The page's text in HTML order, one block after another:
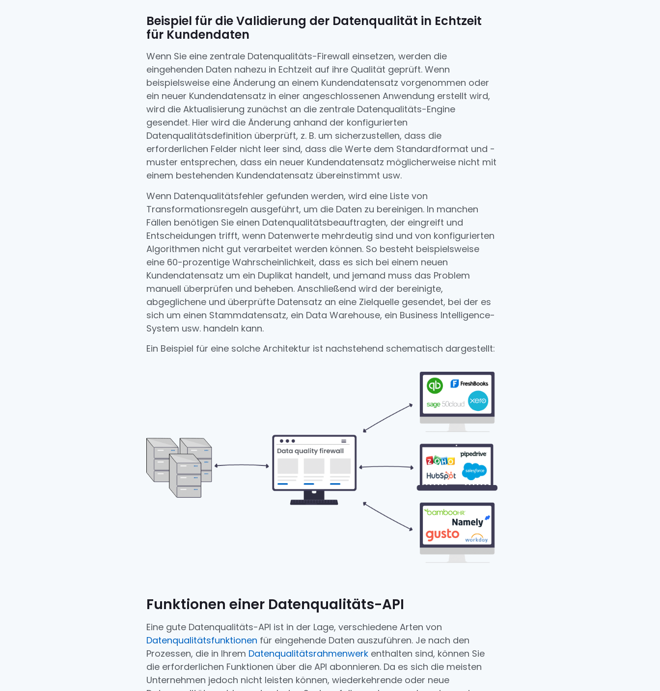
Beispiel für die Validierung der Datenqualität in Echtzeit
für Kundendaten
Wenn Sie eine zentrale Datenqualitäts-Firewall einsetzen, werden die
eingehenden Daten nahezu in Echtzeit auf ihre Qualität geprüft. Wenn
beispielsweise eine Änderung an einem Kundendatensatz vorgenommen oder
ein neuer Kundendatensatz in einer angeschlossenen Anwendung erstellt wird,
wird die Aktualisierung zunächst an die zentrale Datenqualitäts-Engine
gesendet. Hier wird die Änderung anhand der konfigurierten
Datenqualitätsdefinition überprüft, z. B. um sicherzustellen, dass die
erforderlichen Felder nicht leer sind, dass die Werte dem Standardformat und -
muster entsprechen, dass ein neuer Kundendatensatz möglicherweise nicht mit
einem bestehenden Kundendatensatz übereinstimmt usw.
Wenn Datenqualitätsfehler gefunden werden, wird eine Liste von
Transformationsregeln ausgeführt, um die Daten zu bereinigen. In manchen
Fällen benötigen Sie einen Datenqualitätsbeauftragten, der eingreift und
Entscheidungen trifft, wenn Datenwerte mehrdeutig sind und von konfigurierten
Algorithmen nicht gut verarbeitet werden können. So besteht beispielsweise
eine 60-prozentige Wahrscheinlichkeit, dass es sich bei einem neuen
Kundendatensatz um ein Duplikat handelt, und jemand muss das Problem
manuell überprüfen und beheben. Anschließend wird der bereinigte,
abgeglichene und überprüfte Datensatz an eine Zielquelle gesendet, bei der es
sich um einen Stammdatensatz, ein Data Warehouse, ein Business Intelligence-
System usw. handeln kann.
Ein Beispiel für eine solche Architektur ist nachstehend schematisch dargestellt:
Funktionen einer Datenqualitäts-API
Eine gute Datenqualitäts-API ist in der Lage, verschiedene Arten von
Datenqualitätsfunktionen für eingehende Daten auszuführen. Je nach den
Prozessen, die in Ihrem Datenqualitätsrahmenwerk enthalten sind, können Sie
die erforderlichen Funktionen über die API abonnieren. Da es sich die meisten
Unternehmen jedoch nicht leisten können, wiederkehrende oder neue